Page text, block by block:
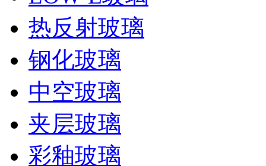
热反射玻璃
钢化玻璃
中空玻璃
夹层玻璃
彩釉玻璃